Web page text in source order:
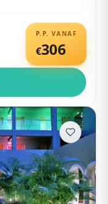
P.P. VANAF
€306